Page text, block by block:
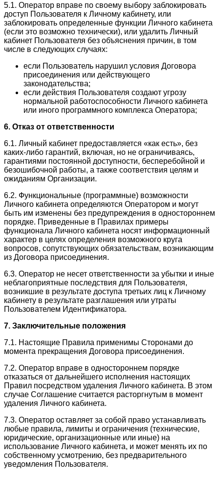
5.1. Оператор вправе по своему выбору заблокировать
доступ Пользователя к Личному кабинету, или
заблокировать определенные функции Личного кабинета
(если это возможно технически), или удалить Личный
кабинет Пользователя без объяснения причин, в том
числе в следующих случаях:
если Пользователь нарушил условия Договора
присоединения или действующего
законодательства;
если действия Пользователя создают угрозу
нормальной работоспособности Личного кабинета
или иного программного комплекса Оператора;
6. Отказ от ответственности
6.1. Личный кабинет предоставляется «как есть», без
каких-либо гарантий, включая, но не ограничиваясь,
гарантиями постоянной доступности, бесперебойной и
безошибочной работы, а также соответствия целям и
ожиданиям Организации.
6.2. Функциональные (программные) возможности
Личного кабинета определяются Оператором и могут
быть им изменены без предупреждения в одностороннем
порядке. Приведенные в Правилах примеры
функционала Личного кабинета носят информационный
характер в целях определения возможного круга
вопросов, сопутствующих обязательствам, возникающим
из Договора присоединения.
6.3. Оператор не несет ответственности за убытки и иные
неблагоприятные последствия для Пользователя,
возникшие в результате доступа третьих лиц к Личному
кабинету в результате разглашения или утраты
Пользователем Идентификатора.
7. Заключительные положения
7.1. Настоящие Правила применимы Сторонами до
момента прекращения Договора присоединения.
7.2. Оператор вправе в одностороннем порядке
отказаться от дальнейшего исполнения настоящих
Правил посредством удаления Личного кабинета. В этом
случае Соглашение считается расторгнутым в момент
удаления Личного кабинета.
7.3. Оператор оставляет за собой право устанавливать
любые правила, лимиты и ограничения (технические,
юридические, организационные или иные) на
использование Личного кабинета, и может менять их по
собственному усмотрению, без предварительного
уведомления Пользователя.